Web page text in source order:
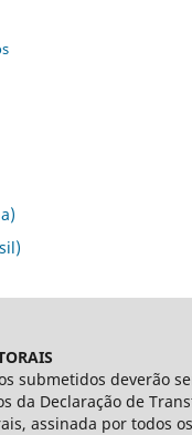
submetidos deverão
da Declaração de
assinada por todos